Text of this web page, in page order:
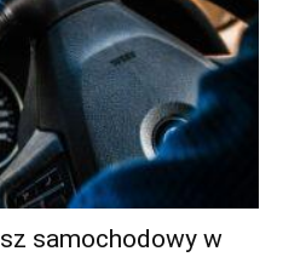
samochodowy w